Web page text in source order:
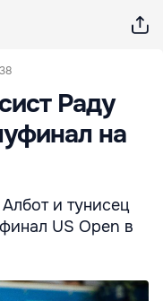
Раду
на
и тунисец
US Open в